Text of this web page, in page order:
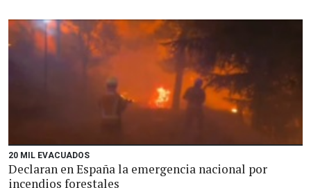
20 MIL EVACUADOS
Declaran en España la emergencia nacional por
incendios forestales